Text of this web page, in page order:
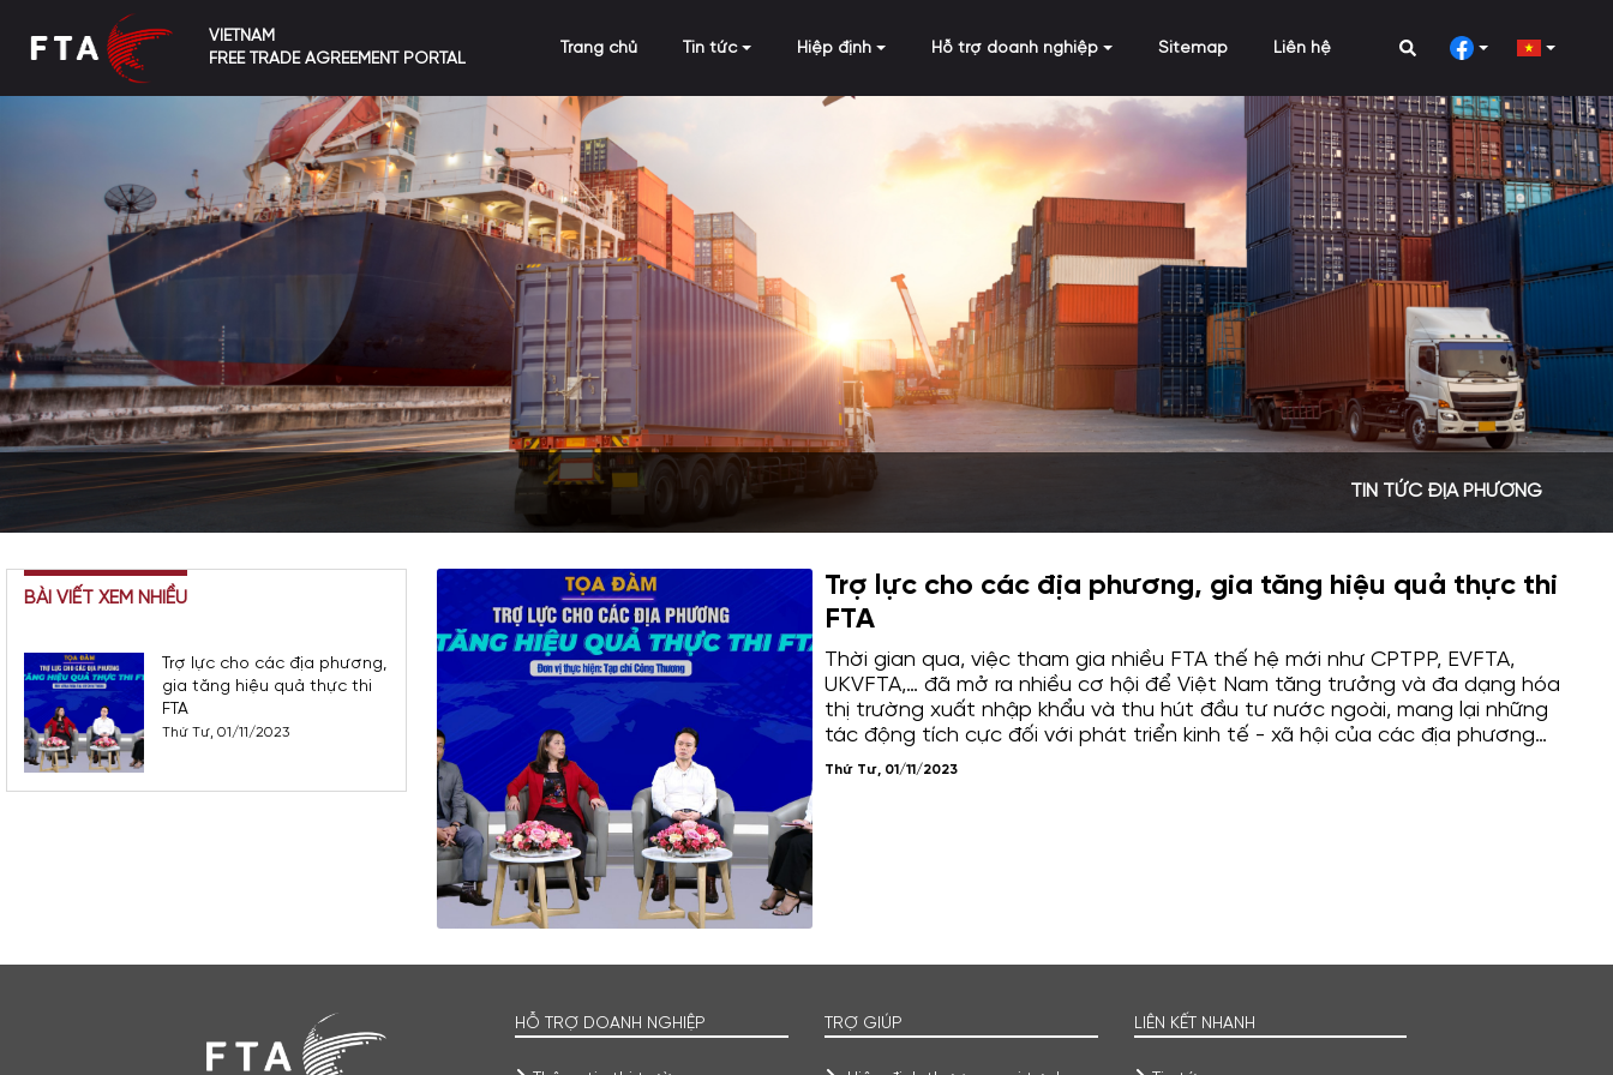
VIETNAM
FREE TRADE AGREEMENT PORTAL
Trang chủ Tin tức Hiệp định Hỗ trợ doanh nghiệp Sitemap Liên hệ
TIN TỨC ĐỊA PHƯƠNG
BÀI VIẾT XEM NHIỀU
Trợ lực cho các địa phương,
gia tăng hiệu quả thực thi
FTA
Thứ Tư, 01/11/2023
Trợ lực cho các địa phương, gia tăng hiệu quả thực thi
FTA
Thời gian qua, việc tham gia nhiều FTA thế hệ mới như CPTPP, EVFTA,
UKVFTA,… đã mở ra nhiều cơ hội để Việt Nam tăng trưởng và đa dạng hóa
thị trường xuất nhập khẩu và thu hút đầu tư nước ngoài, mang lại những
tác động tích cực đối với phát triển kinh tế - xã hội của các địa phương
trên cả nước, nhất là thúc đẩy tăng trưởng giá trị thương mại. Tuy nhiên,
Thứ Tư, 01/11/2023
HỖ TRỢ DOANH NGHIỆP TRỢ GIÚP LIÊN KẾT NHANH